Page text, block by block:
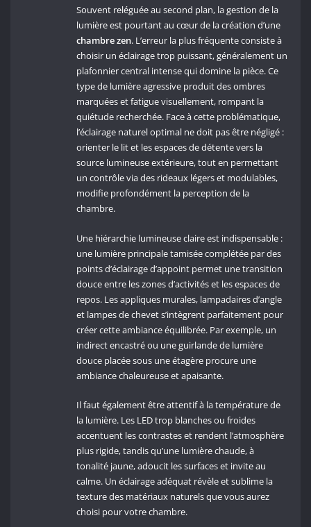
Souvent reléguée au second plan, la gestion de la
lumière est pourtant au cœur de la création d’une
chambre zen. L’erreur la plus fréquente consiste à
choisir un éclairage trop puissant, généralement un
plafonnier central intense qui domine la pièce. Ce
type de lumière agressive produit des ombres
marquées et fatigue visuellement, rompant la
quiétude recherchée. Face à cette problématique,
l’éclairage naturel optimal ne doit pas être négligé :
orienter le lit et les espaces de détente vers la
source lumineuse extérieure, tout en permettant
un contrôle via des rideaux légers et modulables,
modifie profondément la perception de la
chambre.
Une hiérarchie lumineuse claire est indispensable :
une lumière principale tamisée complétée par des
points d’éclairage d’appoint permet une transition
douce entre les zones d’activités et les espaces de
repos. Les appliques murales, lampadaires d’angle
et lampes de chevet s’intègrent parfaitement pour
créer cette ambiance équilibrée. Par exemple, un
indirect encastré ou une guirlande de lumière
douce placée sous une étagère procure une
ambiance chaleureuse et apaisante.
Il faut également être attentif à la température de
la lumière. Les LED trop blanches ou froides
accentuent les contrastes et rendent l’atmosphère
plus rigide, tandis qu’une lumière chaude, à
tonalité jaune, adoucit les surfaces et invite au
calme. Un éclairage adéquat révèle et sublime la
texture des matériaux naturels que vous aurez
choisi pour votre chambre.